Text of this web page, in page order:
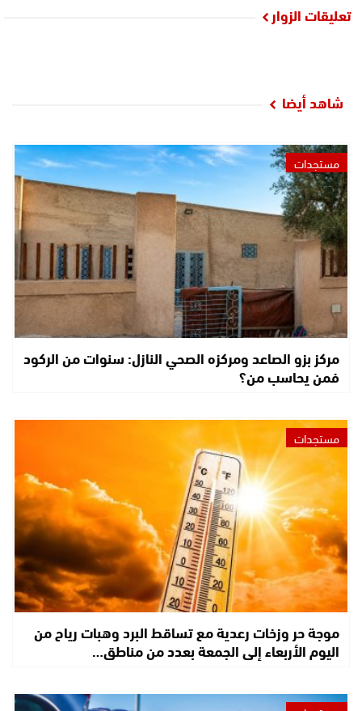
تعليقات الزوار
شاهد أيضا
مستجدات
مركز بزو الصاعد ومركزه الصحي النازل: سنوات من الركود
فمن يحاسب من؟
مستجدات
موجة حر وزخات رعدية مع تساقط البرد وهبات رياح من
اليوم الأربعاء إلى الجمعة بعدد من مناطق…